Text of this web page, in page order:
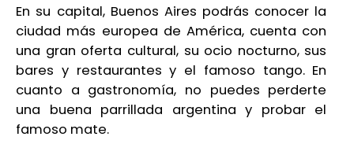
En su capital, Buenos Aires podrás conocer la
ciudad más europea de América, cuenta con
una gran oferta cultural, su ocio nocturno, sus
bares y restaurantes y el famoso tango. En
cuanto a gastronomía, no puedes perderte
una buena parrillada argentina y probar el
famoso mate.